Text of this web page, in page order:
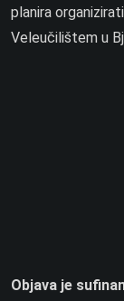
planira
Veleučilištem u
Objava je